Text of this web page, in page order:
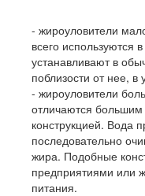
- жироуловители
всего используются
устанавливают в
поблизости от нее,
- жироуловители
отличаются
конструкцией. Вода
последовательно
жира. Подобные
предприятиями или
питания.